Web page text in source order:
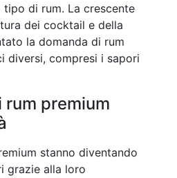
di rum. La crescente
dei cocktail e della
la domanda di rum
diversi, compresi i sapori
rum premium
stanno diventando
grazie alla loro